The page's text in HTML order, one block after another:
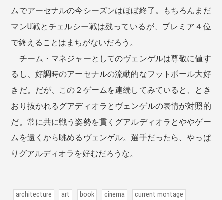
ムでアーセナルの今シーズンはほぼ終了。もちろんまだ
マンU戦とチェルシー戦は残っているが、プレミア４位
で終えることはまちがないだろう。
チーム・マネジャーとしてのヴェンゲルは尊敬に値す
るし、好調時のアーセナルの流動的なフットボール大好
きだ。だが、この２ゲームを連続してみていると、とき
おり抜かれるグアディオラとヴェンゲルの表情が対照的
だ。常に共に戦う姿勢を貫くグアルディオラとややゲー
ムを遠くから眺めるヴェンゲル。選手だったら、やっぱ
りグアルディオラを好むだろうな。
architecture art book cinema
current montage